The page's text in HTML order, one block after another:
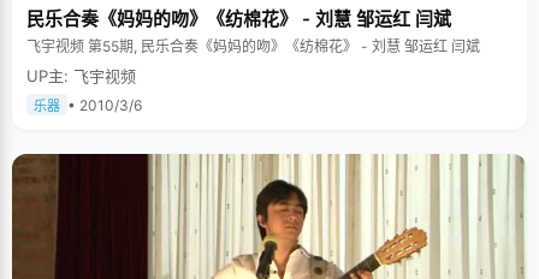
民乐合奏《妈妈的吻》《纺棉花》 - 刘慧 邹运红 闫斌
飞宇视频 第55期, 民乐合奏《妈妈的吻》《纺棉花》 - 刘慧 邹运红 闫斌
UP主: 飞宇视频
乐器 • 2010/3/6